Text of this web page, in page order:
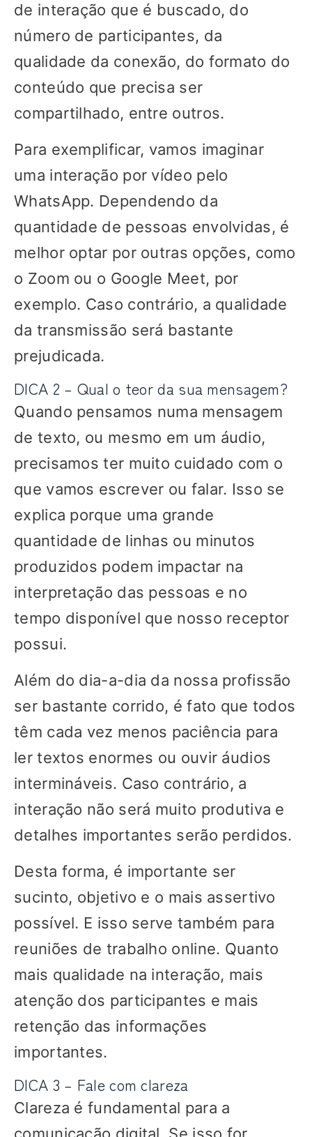
de interação que é buscado, do
número de participantes, da
qualidade da conexão, do formato do
conteúdo que precisa ser
compartilhado, entre outros.
Para exemplificar, vamos imaginar
uma interação por vídeo pelo
WhatsApp. Dependendo da
quantidade de pessoas envolvidas, é
melhor optar por outras opções, como
o Zoom ou o Google Meet, por
exemplo. Caso contrário, a qualidade
da transmissão será bastante
prejudicada.
DICA 2 – Qual o teor da sua mensagem?
Quando pensamos numa mensagem
de texto, ou mesmo em um áudio,
precisamos ter muito cuidado com o
que vamos escrever ou falar. Isso se
explica porque uma grande
quantidade de linhas ou minutos
produzidos podem impactar na
interpretação das pessoas e no
tempo disponível que nosso receptor
possui.
Além do dia-a-dia da nossa profissão
ser bastante corrido, é fato que todos
têm cada vez menos paciência para
ler textos enormes ou ouvir áudios
intermináveis. Caso contrário, a
interação não será muito produtiva e
detalhes importantes serão perdidos.
Desta forma, é importante ser
sucinto, objetivo e o mais assertivo
possível. E isso serve também para
reuniões de trabalho online. Quanto
mais qualidade na interação, mais
atenção dos participantes e mais
retenção das informações
importantes.
DICA 3 – Fale com clareza
Clareza é fundamental para a